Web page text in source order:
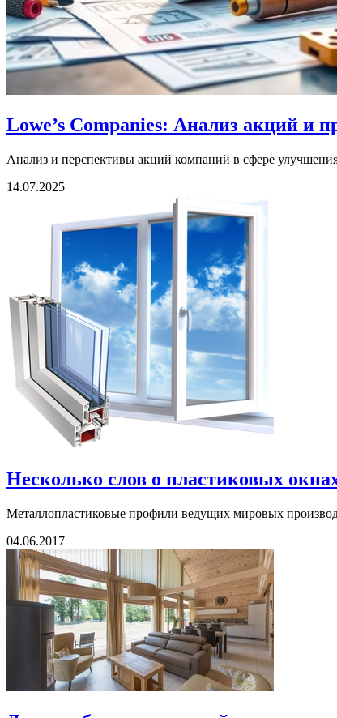
Lowe’s Companies: Анализ акций и
Анализ и перспективы акций компаний в сфере
14.07.2025
Несколько слов о пластиковых
Металлопластиковые профили ведущих мировых
04.06.2017